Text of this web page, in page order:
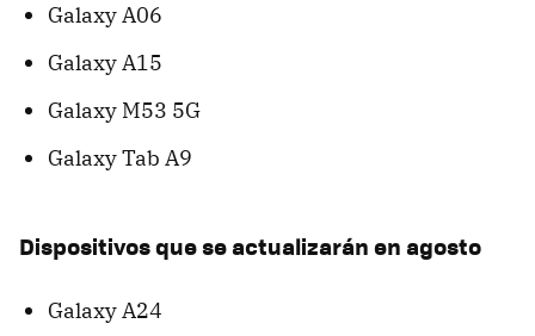
Galaxy A06
Galaxy A15
Galaxy M53 5G
Galaxy Tab A9
Dispositivos que se actualizarán en agosto
Galaxy A24